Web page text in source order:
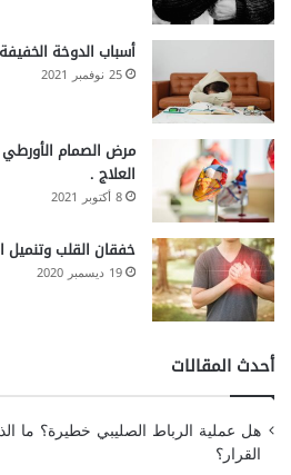
أسباب الدوخة
25 نوفمبر 2021
مرض الصمام
العلاج .
8 أكتوبر 2021
خفقان القلب وتنميل
19 ديسمبر 2020
أحدث المقالات
هل عملية الرباط الصليبي خطيرة؟ ما
القرار؟